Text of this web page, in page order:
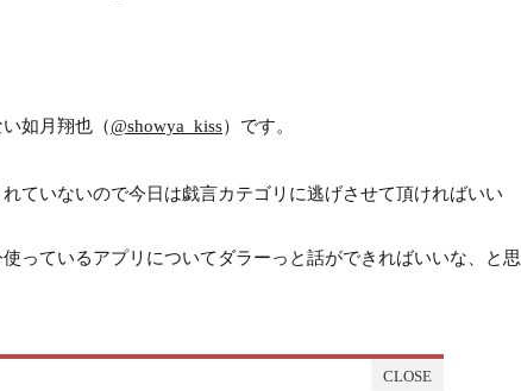
如月翔也（@showya_kiss）です。
ていないので今日は戯言カテゴリに逃げさせて頂ければいい
っているアプリについてダラーっと話ができればいいな、と思